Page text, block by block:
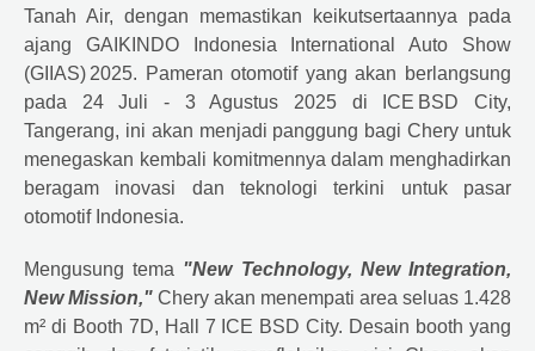
Tanah Air, dengan memastikan keikutsertaannya pada
ajang GAIKINDO Indonesia International Auto Show
(GIIAS) 2025. Pameran otomotif yang akan berlangsung
pada 24 Juli - 3 Agustus 2025 di ICE BSD City,
Tangerang, ini akan menjadi panggung bagi Chery untuk
menegaskan kembali komitmennya dalam menghadirkan
beragam inovasi dan teknologi terkini untuk pasar
otomotif Indonesia.
Mengusung tema "New Technology, New Integration,
New Mission," Chery akan menempati area seluas 1.428
m² di Booth 7D, Hall 7 ICE BSD City. Desain booth yang